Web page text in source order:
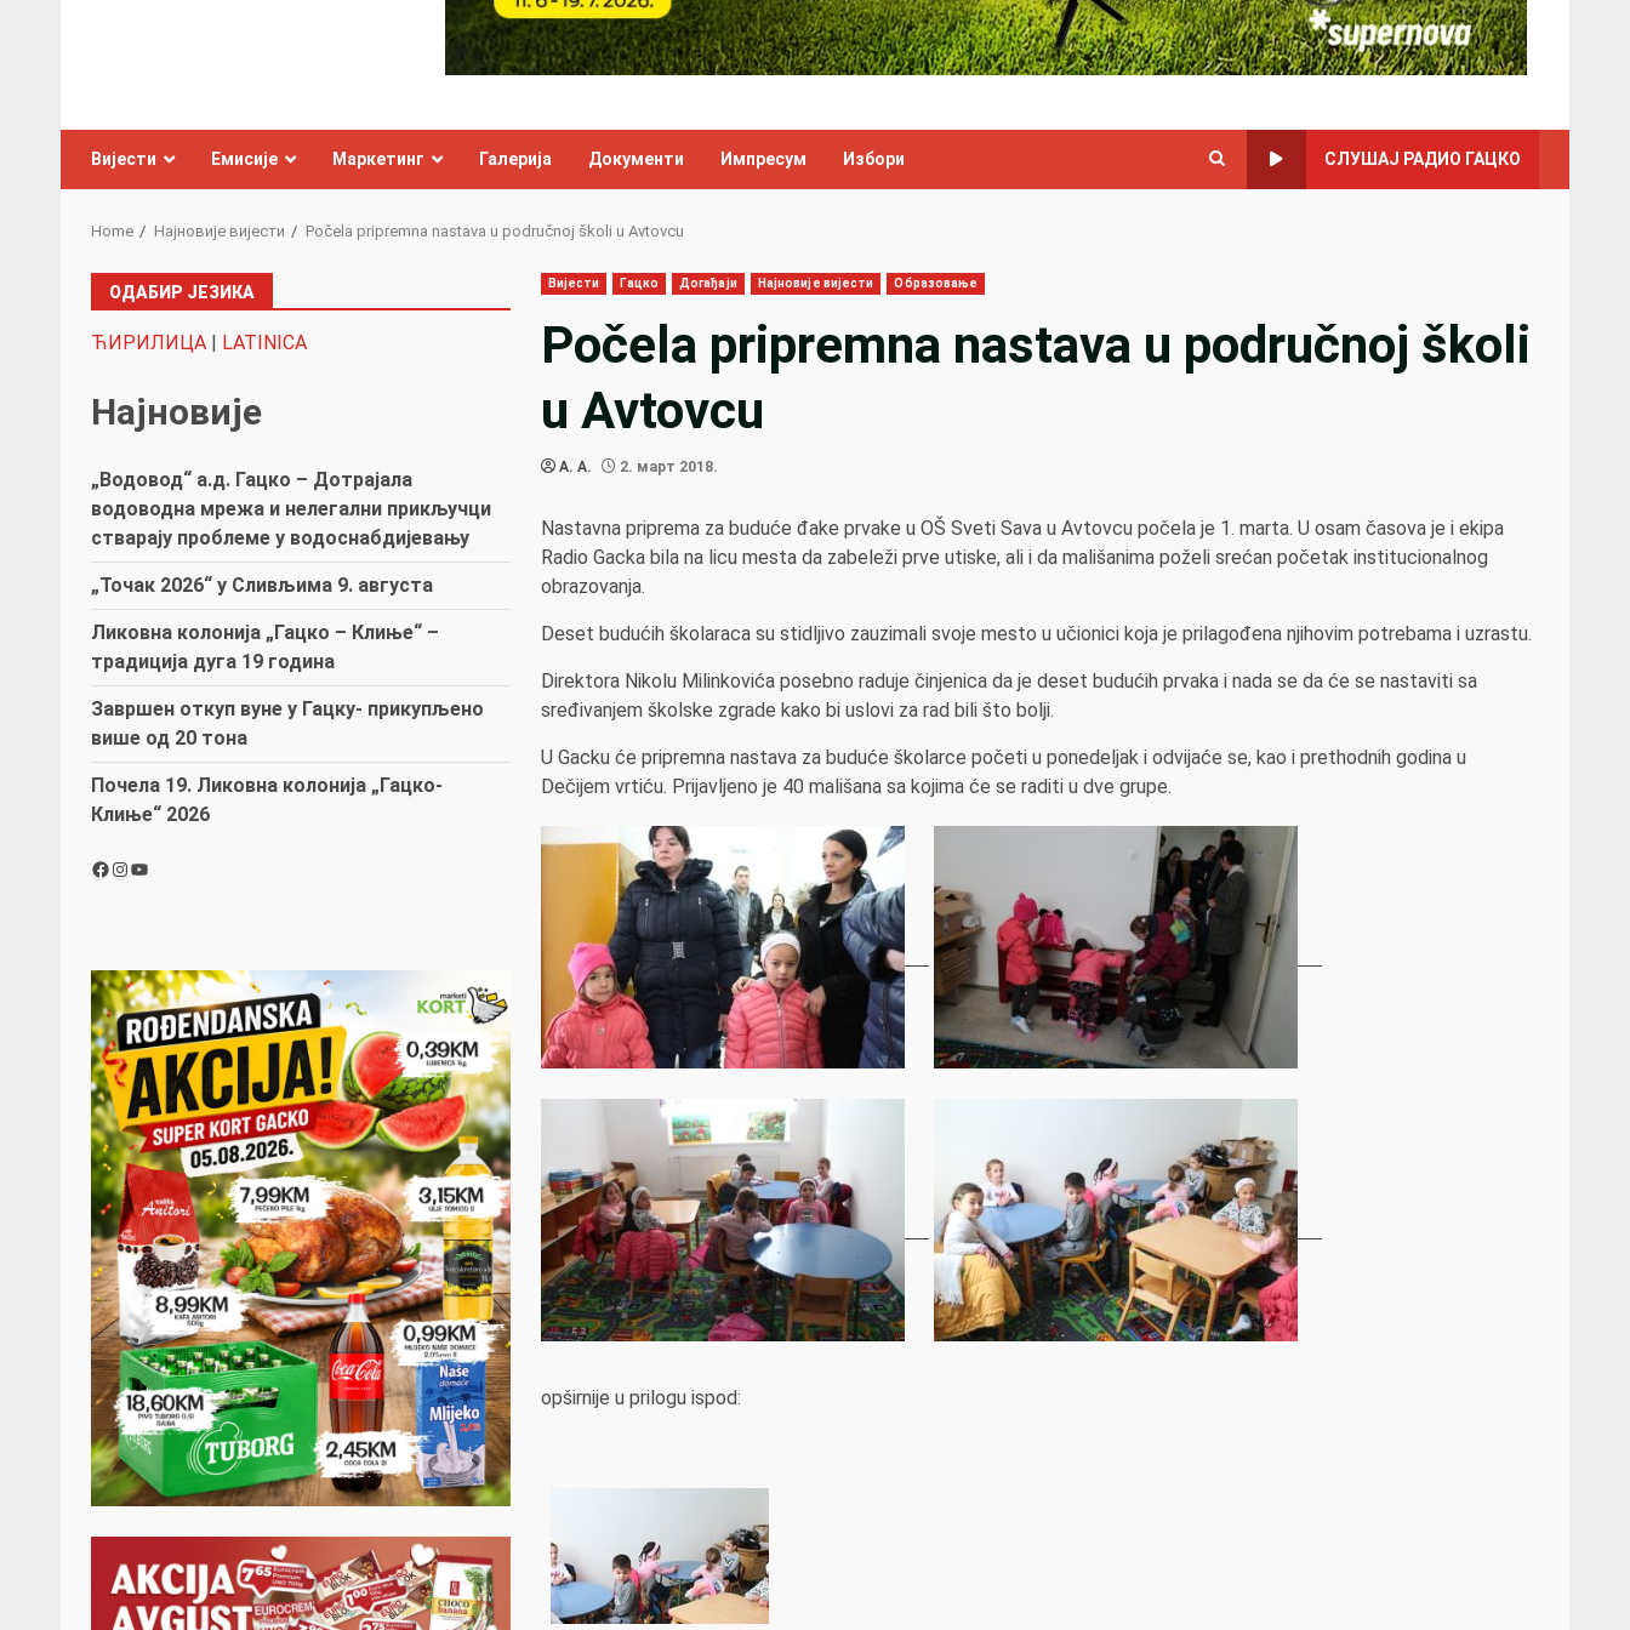
Вијести Емисије Маркетинг Галерија Документи Импресум Избори СЛУШАЈ РАДИО ГАЦКО
Home Најновије вијести Počela pripremna nastava u područnoj školi u Avtovcu
Вијести Гацко Догађаји Најновије вијести Образовање
Počela pripremna nastava u područnoj školi
u Avtovcu
A. A. 2. март 2018.
Nastavna priprema za buduće đake prvake u OŠ Sveti Sava u Avtovcu počela je 1. marta. U osam časova je i ekipa
Radio Gacka bila na licu mesta da zabeleži prve utiske, ali i da mališanima poželi srećan početak institucionalnog
obrazovanja.
Deset budućih školaraca su stidljivo zauzimali svoje mesto u učionici koja je prilagođena njihovim potrebama i uzrastu.
Direktora Nikolu Milinkovića posebno raduje činjenica da je deset budućih prvaka i nada se da će se nastaviti sa
sređivanjem školske zgrade kako bi uslovi za rad bili što bolji.
U Gacku će pripremna nastava za buduće školarce početi u ponedeljak i odvijaće se, kao i prethodnih godina u
Dečijem vrtiću. Prijavljeno je 40 mališana sa kojima će se raditi u dve grupe.
opširnije u prilogu ispod:
ОДАБИР ЈЕЗИКА
ЋИРИЛИЦА | LATINICA
Најновије
„Водовод“ а.д. Гацко – Дотрајала
водоводна мрежа и нелегални прикључци
стварају проблеме у водоснабдијевању
„Точак 2026“ у Сливљима 9. августа
Ликовна колонија „Гацко – Клиње“ –
традиција дуга 19 година
Завршен откуп вуне у Гацку- прикупљено
више од 20 тона
Почела 19. Ликовна колонија „Гацко-
Клиње“ 2026
Facebook
Instagram
YouTube